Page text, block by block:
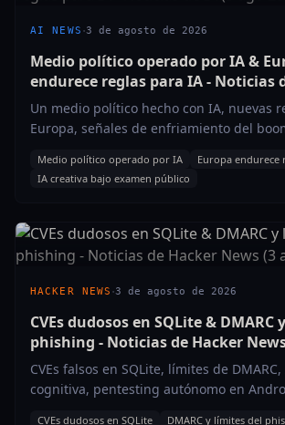
AI NEWS ·3 de agosto de 2026
Medio político operado por IA &
endurece reglas para IA - Noticias
2026)
Un medio político hecho con IA, nuevas
Europa, señales de enfriamiento del
Medio político operado por IA
Europa endurece
IA creativa bajo examen público
HACKER NEWS ·3 de agosto de 2026
CVEs dudosos en SQLite &
phishing - Noticias de Hacker
CVEs falsos en SQLite, límites de
cognitiva, pentesting autónomo en
CVEs dudosos en SQLite
DMARC y límites del